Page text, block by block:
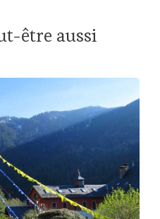
être aussi